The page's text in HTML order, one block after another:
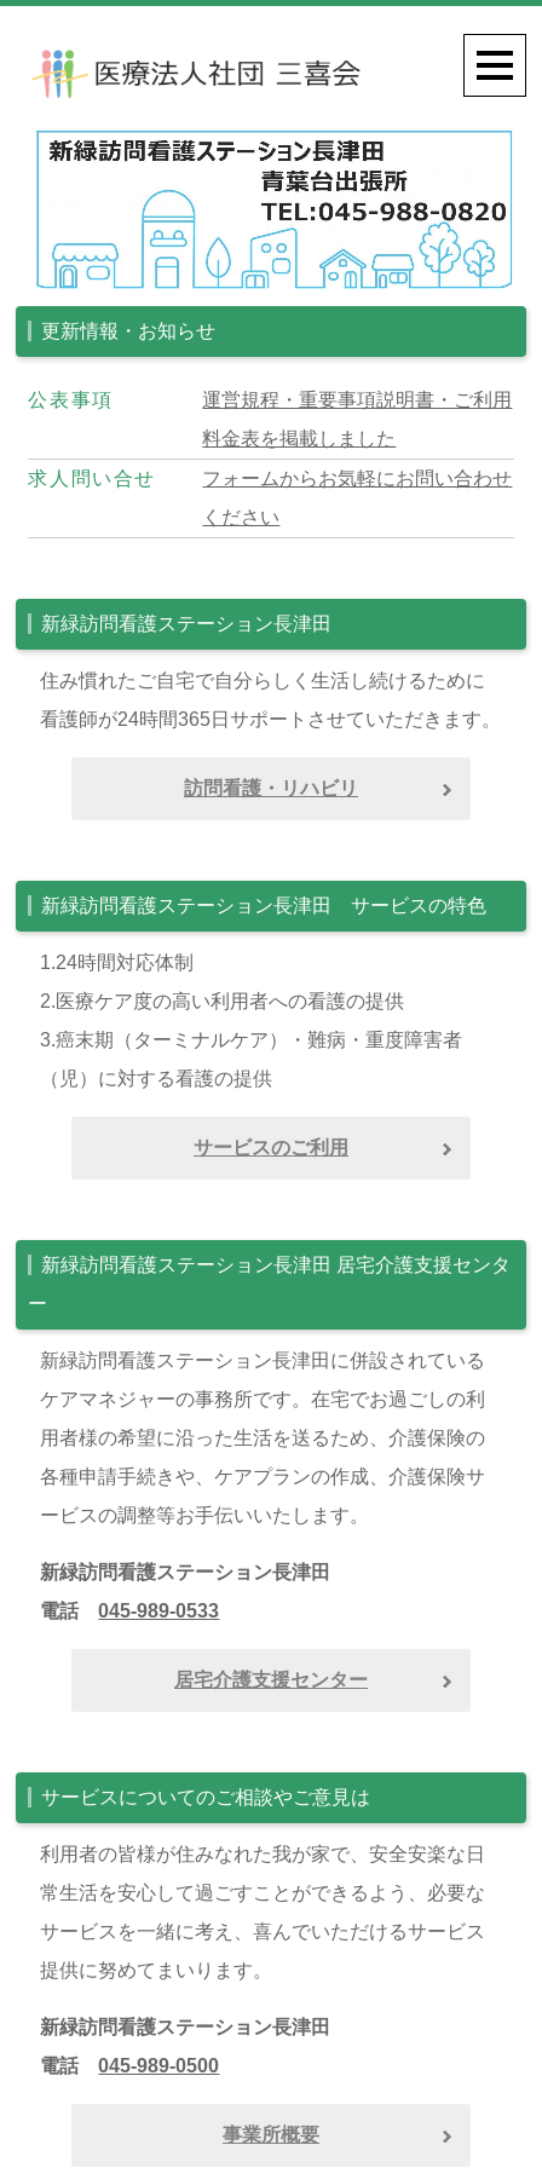
更新情報・お知らせ
公表事項
運営規程・重要事項説明書・ご利用
料金表を掲載しました
求人問い合せ
フォームからお気軽にお問い合わせ
ください
新緑訪問看護ステーション長津田
住み慣れたご自宅で自分らしく生活し続けるために
看護師が24時間365日サポートさせていただきます。
訪問看護・リハビリ
新緑訪問看護ステーション長津田 サービスの特色
1.24時間対応体制
2.医療ケア度の高い利用者への看護の提供
3.癌末期（ターミナルケア）・難病・重度障害者
（児）に対する看護の提供
サービスのご利用
新緑訪問看護ステーション長津田 居宅介護支援センタ
ー
新緑訪問看護ステーション長津田に併設されている
ケアマネジャーの事務所です。在宅でお過ごしの利
用者様の希望に沿った生活を送るため、介護保険の
各種申請手続きや、ケアプランの作成、介護保険サ
ービスの調整等お手伝いいたします。
新緑訪問看護ステーション長津田
電話045-989-0533
居宅介護支援センター
サービスについてのご相談やご意見は
利用者の皆様が住みなれた我が家で、安全安楽な日
常生活を安心して過ごすことができるよう、必要な
サービスを一緒に考え、喜んでいただけるサービス
提供に努めてまいります。
新緑訪問看護ステーション長津田
電話045-989-0500
事業所概要